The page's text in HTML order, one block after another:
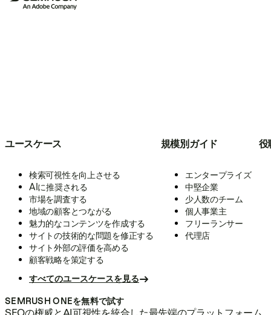
ユースケース
検索可視性を向上させる
AIに推奨される
市場を調査する
地域の顧客とつながる
魅力的なコンテンツを作成する
サイトの技術的な問題を修正する
サイト外部の評価を高める
顧客戦略を策定する
すべてのユースケースを見る
規模別ガイド
エンタープライズ
中堅企業
少人数のチーム
個人事業主
フリーランサー
代理店
役
SEMRUSH ONEを無料で試す
SEOの権威とAI可視性を統合した最先端のプラットフォーム